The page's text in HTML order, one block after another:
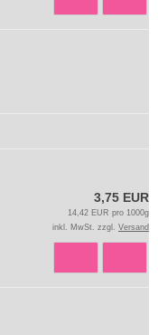
3,75 EUR
14,42 EUR pro 1000g
inkl. MwSt. zzgl. Versand